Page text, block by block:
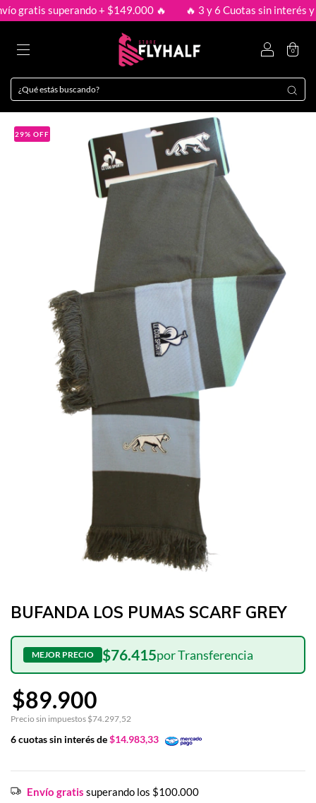
superando + $149.000 🔥 🔥 3 y 6 Cuotas sin interés y
0
29% OFF
BUFANDA LOS PUMAS SCARF GREY
$89.900
6cuotas sin interés de$14.983,33
Precio sin impuestos $74.297,52
$76.415
Envío gratis superando los $100.000